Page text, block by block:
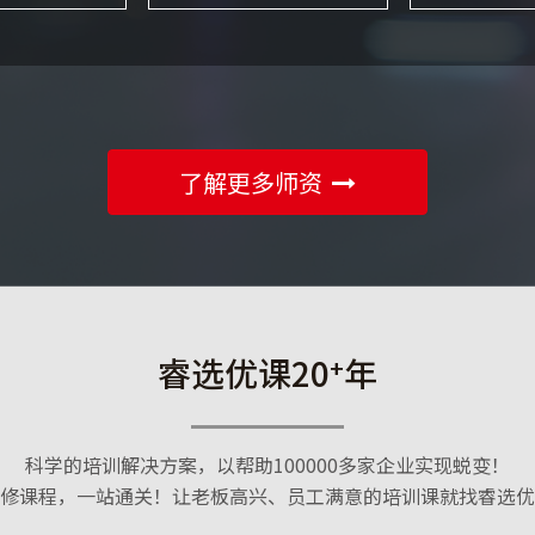
了解更多师资
睿选优课20+年
科学的培训解决方案，以帮助100000多家企业实现蜕变！
课程，一站通关！让老板高兴、员工满意的培训课就找睿选